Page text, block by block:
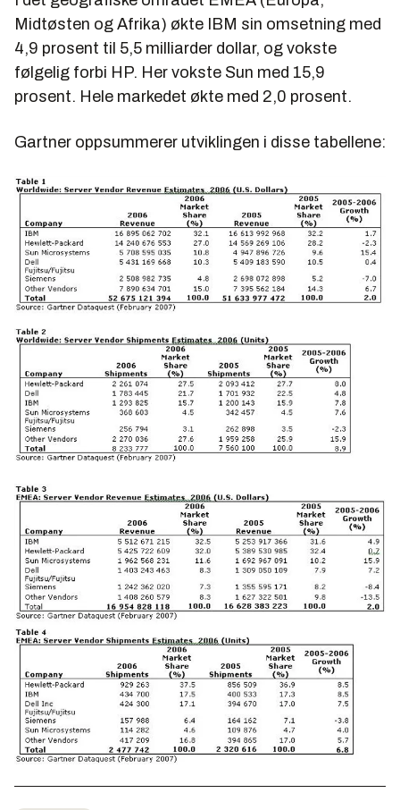
Midtøsten og Afrika) økte IBM sin omsetning med
4,9 prosent til 5,5 milliarder dollar, og vokste
følgelig forbi HP. Her vokste Sun med 15,9
prosent. Hele markedet økte med 2,0 prosent.
Gartner oppsummerer utviklingen i disse tabellene: